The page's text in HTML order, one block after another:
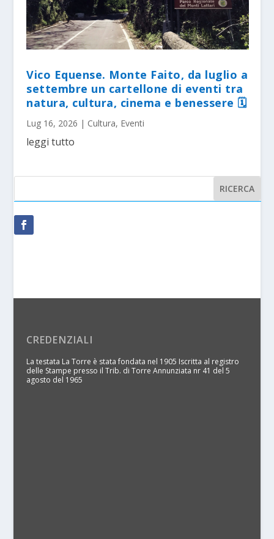
Vico Equense. Monte Faito, da luglio a
settembre un cartellone di eventi tra
natura, cultura, cinema e benessere 🗓
Lug 16, 2026 | Cultura, Eventi
leggi tutto
CREDENZIALI
La testata La Torre è stata fondata nel 1905 Iscritta al registro
delle Stampe presso il Trib. di Torre Annunziata nr 41 del 5
agosto del 1965